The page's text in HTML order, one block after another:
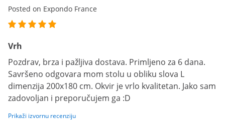
Posted on Expondo France
Vrh
Pozdrav, brza i pažljiva dostava. Primljeno za 6 dana.
Savršeno odgovara mom stolu u obliku slova L
dimenzija 200x180 cm. Okvir je vrlo kvalitetan. Jako sam
zadovoljan i preporučujem ga :D
Prikaži izvornu recenziju